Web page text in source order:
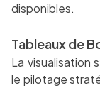
disponibles.
Tableaux de
La visualisation
le pilotage